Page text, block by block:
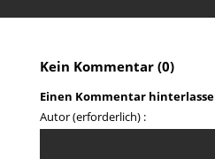
Kein Kommentar (0)
Einen Kommentar
Autor (erforderlich) :